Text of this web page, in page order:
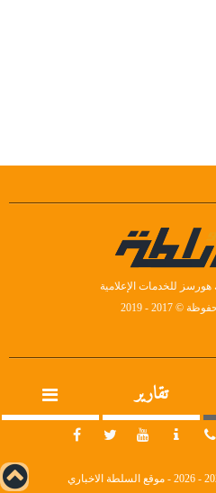
للخدمات الإعلامية
2017 - 2019
تقارير